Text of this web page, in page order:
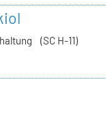
(SC H-11)